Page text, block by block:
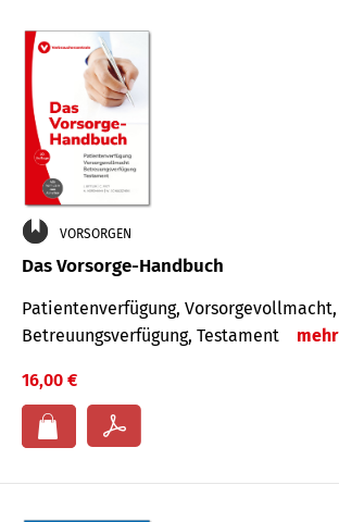
VORSORGEN
Das Vorsorge-Handbuch
Patientenverfügung, Vorsorgevollmacht,
Betreuungsverfügung, Testament
mehr
16,00 €